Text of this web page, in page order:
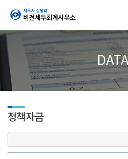
정책자금